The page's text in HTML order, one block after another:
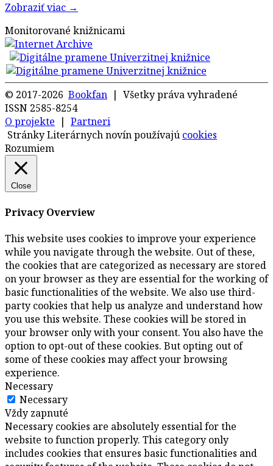
Zobraziť viac →
Monitorované knižnicami
© 2017-2026 Bookfan | Všetky práva vyhradené
ISSN 2585-8254
O projekte | Partneri
Stránky Literárnych novín používajú cookies
Rozumiem
Close
Privacy Overview
This website uses cookies to improve your experience
while you navigate through the website. Out of these,
the cookies that are categorized as necessary are stored
on your browser as they are essential for the working of
basic functionalities of the website. We also use third-
party cookies that help us analyze and understand how
you use this website. These cookies will be stored in
your browser only with your consent. You also have the
option to opt-out of these cookies. But opting out of
some of these cookies may affect your browsing
experience.
Necessary
Necessary
Vždy zapnuté
Necessary cookies are absolutely essential for the
website to function properly. This category only
includes cookies that ensures basic functionalities and